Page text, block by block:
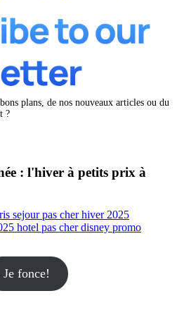
plans, de nos nouveaux articles ou du
?
: l'hiver à petits prix à
Je fonce!